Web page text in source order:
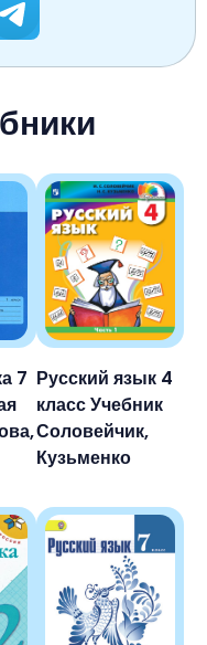
7 Русский язык 4
класс Учебник
Соловейчик,
Кузьменко